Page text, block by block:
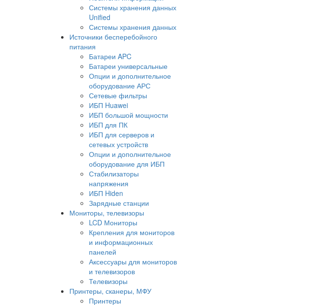
Системы хранения данных
Unified
Системы хранения данных
Источники бесперебойного
питания
Батареи APC
Батареи универсальные
Опции и дополнительное
оборудование АРС
Сетевые фильтры
ИБП Huawei
ИБП большой мощности
ИБП для ПК
ИБП для серверов и
сетевых устройств
Опции и дополнительное
оборудование для ИБП
Стабилизаторы
напряжения
ИБП Hiden
Зарядные станции
Мониторы, телевизоры
LCD Мониторы
Крепления для мониторов
и информационных
панелей
Аксессуары для мониторов
и телевизоров
Телевизоры
Принтеры, сканеры, МФУ
Принтеры